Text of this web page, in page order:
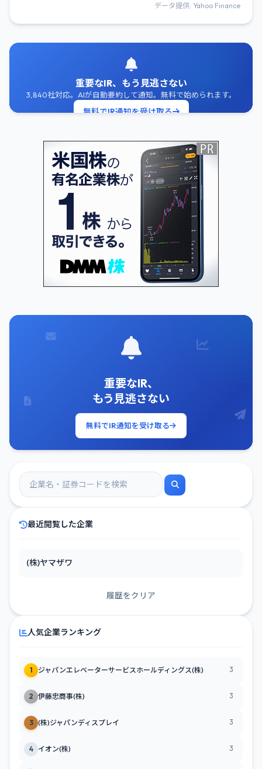
データ提供: Yahoo Finance
重要なIR、もう見逃さない
3,840社対応。AIが自動要約して通知。無料で始められます。
無料でIR通知を受け取る
重要なIR、
もう見逃さない
無料でIR通知を受け取る
最近閲覧した企業
(株)ヤマザワ
履歴をクリア
人気企業ランキング
1 ジャパンエレベーターサービスホールディングス(株) 3
2 伊藤忠商事(株) 3
3 (株)ジャパンディスプレイ 3
4 イオン(株) 3